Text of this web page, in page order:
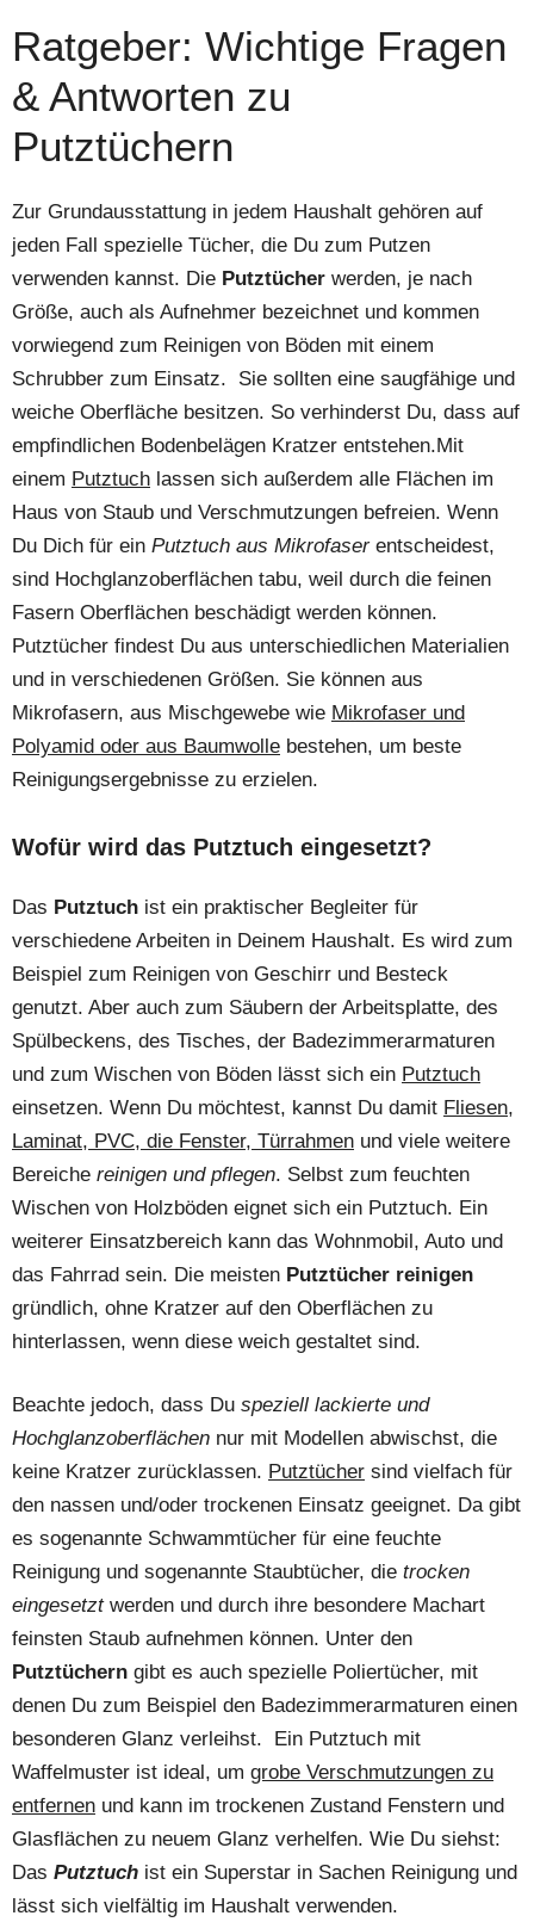
Ratgeber: Wichtige Fragen
& Antworten zu
Putztüchern
Zur Grundausstattung in jedem Haushalt gehören auf
jeden Fall spezielle Tücher, die Du zum Putzen
verwenden kannst. Die Putztücher werden, je nach
Größe, auch als Aufnehmer bezeichnet und kommen
vorwiegend zum Reinigen von Böden mit einem
Schrubber zum Einsatz. Sie sollten eine saugfähige und
weiche Oberfläche besitzen. So verhinderst Du, dass auf
empfindlichen Bodenbelägen Kratzer entstehen.Mit
einem Putztuch lassen sich außerdem alle Flächen im
Haus von Staub und Verschmutzungen befreien. Wenn
Du Dich für ein Putztuch aus Mikrofaserentscheidest,
sind Hochglanzoberflächen tabu, weil durch die feinen
Fasern Oberflächen beschädigt werden können.
Putztücher findest Du aus unterschiedlichen Materialien
und in verschiedenen Größen. Sie können aus
Mikrofasern, aus Mischgewebe wie Mikrofaser und
Polyamid oder aus Baumwolle bestehen, um beste
Reinigungsergebnisse zu erzielen.
Wofür wird das Putztuch eingesetzt?
Das Putztuch ist ein praktischer Begleiter für
verschiedene Arbeiten in Deinem Haushalt. Es wird zum
Beispiel zum Reinigen von Geschirr und Besteck
genutzt. Aber auch zum Säubern der Arbeitsplatte, des
Spülbeckens, des Tisches, der Badezimmerarmaturen
und zum Wischen von Böden lässt sich ein Putztuch
einsetzen. Wenn Du möchtest, kannst Du damit Fliesen,
Laminat, PVC, die Fenster, Türrahmen und viele weitere
Bereiche reinigen und pflegen. Selbst zum feuchten
Wischen von Holzböden eignet sich ein Putztuch. Ein
weiterer Einsatzbereich kann das Wohnmobil, Auto und
das Fahrrad sein. Die meisten Putztücher reinigen
gründlich, ohne Kratzer auf den Oberflächen zu
hinterlassen, wenn diese weich gestaltet sind.
Beachte jedoch, dass Du speziell lackierte und
Hochglanzoberflächen nur mit Modellen abwischst, die
keine Kratzer zurücklassen. Putztücher sind vielfach für
den nassen und/oder trockenen Einsatz geeignet. Da gibt
es sogenannte Schwammtücher für eine feuchte
Reinigung und sogenannte Staubtücher, die trocken
eingesetztwerden und durch ihre besondere Machart
feinsten Staub aufnehmen können. Unter den
Putztüchern gibt es auch spezielle Poliertücher, mit
denen Du zum Beispiel den Badezimmerarmaturen einen
besonderen Glanz verleihst. Ein Putztuch mit
Waffelmuster ist ideal, um grobe Verschmutzungen zu
entfernen und kann im trockenen Zustand Fenstern und
Glasflächen zu neuem Glanz verhelfen. Wie Du siehst:
Das Putztuch ist ein Superstar in Sachen Reinigung und
lässt sich vielfältig im Haushalt verwenden.